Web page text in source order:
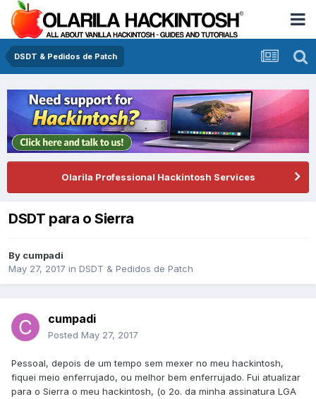
DSDT & Pedidos de Patch
Olarila Professional Hackintosh Services
DSDT para o Sierra
By cumpadi
May 27, 2017 in DSDT & Pedidos de Patch
cumpadi
Posted May 27, 2017
Pessoal, depois de um tempo sem mexer no meu hackintosh,
fiquei meio enferrujado, ou melhor bem enferrujado. Fui atualizar
para o Sierra o meu hackintosh, (o 2o. da minha assinatura LGA